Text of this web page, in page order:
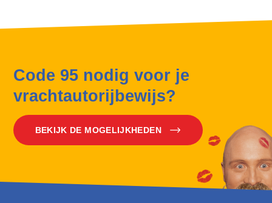
Code 95 nodig voor je
vrachtautorijbewijs?
BEKIJK DE MOGELIJKHEDEN